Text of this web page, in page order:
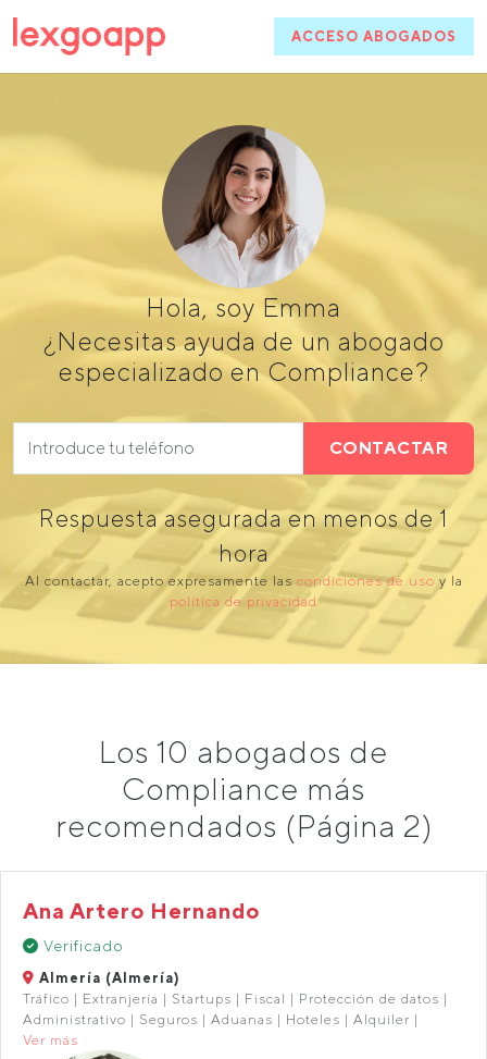
ACCESO ABOGADOS
Hola, soy Emma
¿Necesitas ayuda de un abogado
especializado en Compliance?
CONTACTAR
Respuesta asegurada en menos de 1
hora
Al contactar, acepto expresamente las condiciones de uso y la
política de privacidad
Los 10 abogados de
Compliance más
recomendados (Página 2)
Ana Artero Hernando
Verificado
Almería (Almería)
Tráfico | Extranjería | Startups | Fiscal | Protección de datos |
Administrativo | Seguros | Aduanas | Hoteles | Alquiler |
Ver más